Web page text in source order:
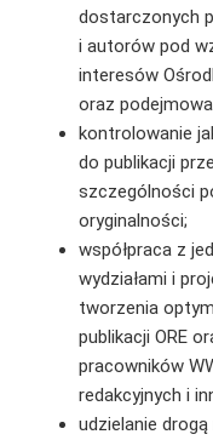
dostarczonych
i autorów pod
interesów
oraz
kontrolowanie
do publikacji
szczególności
oryginalności;
współpraca z
wydziałami i
tworzenia
publikacji ORE
pracowników
redakcyjnych i
udzielanie